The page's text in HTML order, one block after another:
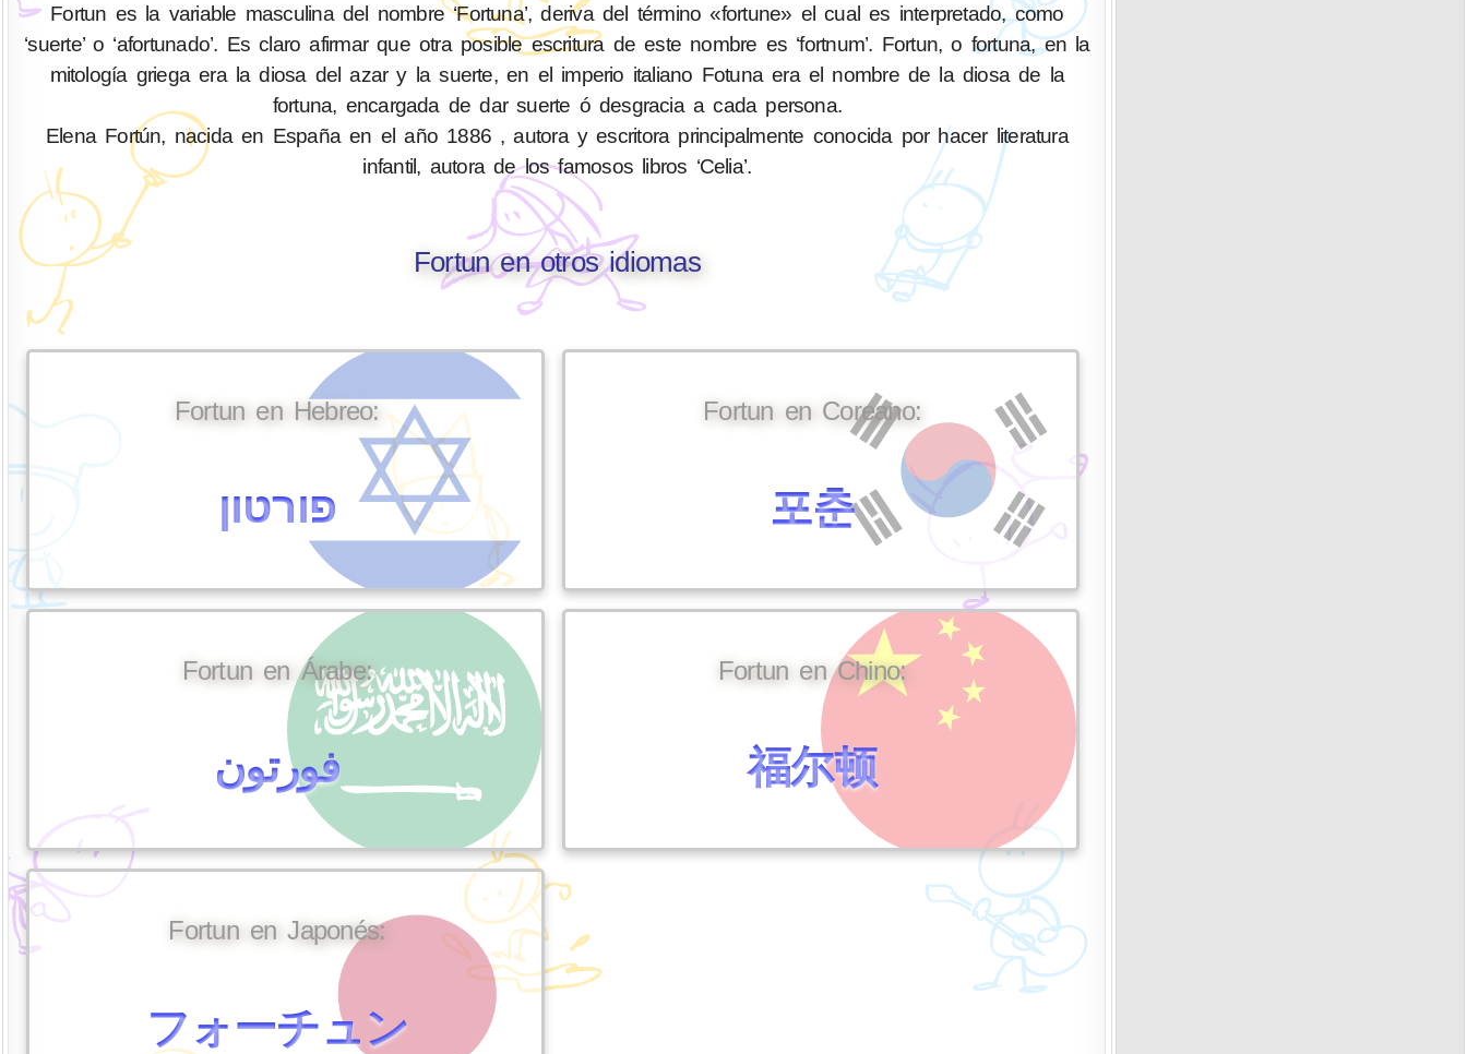
Fortun es la variable masculina del nombre ‘Fortuna’, deriva del término «fortune» el cual es interpretado, como
‘suerte’ o ‘afortunado’. Es claro afirmar que otra posible escritura de este nombre es ‘fortnum’. Fortun, o fortuna, en la
mitología griega era la diosa del azar y la suerte, en el imperio italiano Fotuna era el nombre de la diosa de la
fortuna, encargada de dar suerte ó desgracia a cada persona.
Elena Fortún, nacida en España en el año 1886 , autora y escritora principalmente conocida por hacer literatura
infantil, autora de los famosos libros ‘Celia’.
Fortun en otros idiomas
Fortun en Hebreo:
פורטון
Fortun en Coreano:
포춘
Fortun en Árabe:
فورتون
Fortun en Chino:
福尔顿
Fortun en Japonés:
フォーチュン